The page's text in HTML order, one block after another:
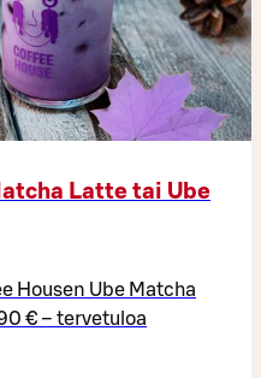
Latte tai Ube
Housen Ube Matcha
€ – tervetuloa